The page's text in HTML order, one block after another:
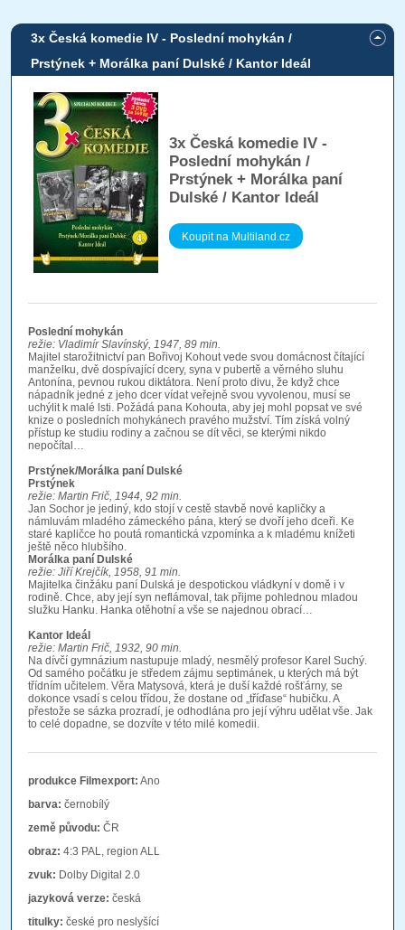
3x Česká komedie IV - Poslední mohykán /
Prstýnek + Morálka paní Dulské / Kantor Ideál
3x Česká komedie IV -
Poslední mohykán /
Prstýnek + Morálka paní
Dulské / Kantor Ideál
Koupit na Multiland.cz
Poslední mohykán
režie: Vladimír Slavínský, 1947, 89 min.
Majitel starožitnictví pan Bořivoj Kohout vede svou domácnost čítající
manželku, dvě dospívající dcery, syna v pubertě a věrného sluhu
Antonína, pevnou rukou diktátora. Není proto divu, že když chce
nápadník jedné z jeho dcer vídat veřejně svou vyvolenou, musí se
uchýlit k malé lsti. Požádá pana Kohouta, aby jej mohl popsat ve své
knize o posledních mohykánech pravého mužství. Tím získá volný
přístup ke studiu rodiny a začnou se dít věci, se kterými nikdo
nepočítal…
Prstýnek/Morálka paní Dulské
Prstýnek
režie: Martin Frič, 1944, 92 min.
Jan Sochor je jediný, kdo stojí v cestě stavbě nové kapličky a
námluvám mladého zámeckého pána, který se dvoří jeho dceři. Ke
staré kapličce ho poutá romantická vzpomínka a k mladému knížeti
ještě něco hlubšího.
Morálka paní Dulské
režie: Jiří Krejčík, 1958, 91 min.
Majitelka činžáku paní Dulská je despotickou vládkyní v domě i v
rodině. Chce, aby její syn neflámoval, tak přijme pohlednou mladou
služku Hanku. Hanka otěhotní a vše se najednou obrací…
Kantor Ideál
režie: Martin Frič, 1932, 90 min.
Na dívčí gymnázium nastupuje mladý, nesmělý profesor Karel Suchý.
Od samého počátku je středem zájmu septimánek, u kterých má být
třídním učitelem. Věra Matysová, která je duší každé rošťárny, se
dokonce vsadí s celou třídou, že dostane od „tříďase“ hubičku. A
přestože se sázka prozradí, je odhodlána pro její výhru udělat vše. Jak
to celé dopadne, se dozvíte v této milé komedii.
produkce Filmexport: Ano
barva: černobílý
země původu: ČR
obraz: 4:3 PAL, region ALL
zvuk: Dolby Digital 2.0
jazyková verze: česká
titulky: české pro neslyšící